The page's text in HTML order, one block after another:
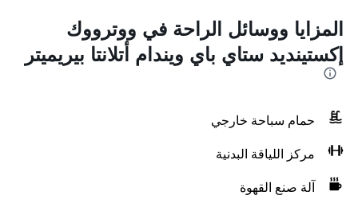
المزايا ووسائل الراحة في ووترووك
إكستينديد ستاي باي ويندام أتلانتا بيريميتر
حمام سباحة خارجي
مركز اللياقة البدنية
آلة صنع القهوة